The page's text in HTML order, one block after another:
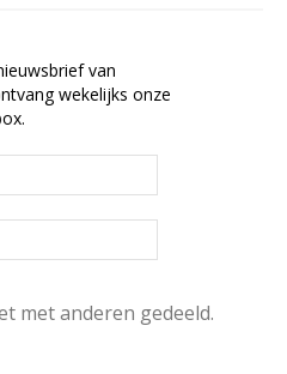
van
wekelijks onze
met anderen gedeeld.